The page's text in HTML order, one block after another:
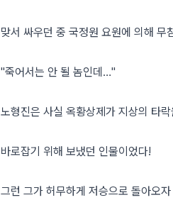
맞서 싸우던 중 국정원 요원에 의해 무
"죽어서는 안 될 놈인데…"
노형진은 사실 옥황상제가 지상의 타락
바로잡기 위해 보냈던 인물이었다!
그런 그가 허무하게 저승으로 돌아오